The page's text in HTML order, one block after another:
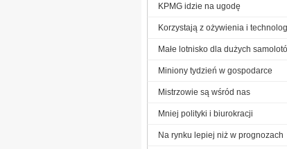
KPMG idzie na ugodę
Korzystają z ożywienia i
Małe lotnisko dla dużych
Miniony tydzień w gospodarce
Mistrzowie są wśród nas
Mniej polityki i biurokracji
Na rynku lepiej niż w prognozach